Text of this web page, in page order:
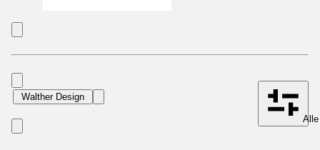
Walther Design